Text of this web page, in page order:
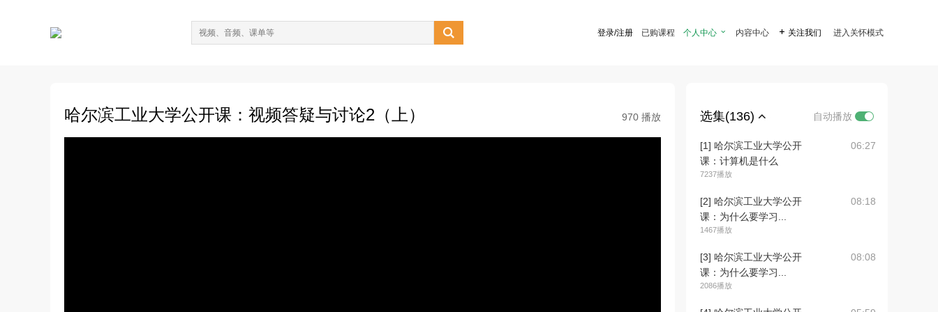
 登录/注册 已购课程 个人中心  内容中心  关注我们 进入关怀模式
哈尔滨工业大学公开课：视频答疑与讨论2（上） 970 播放 选集(136) 自动播放
[1] 哈尔滨工业大学公开
课：计算机是什么
7237播放
06:27
[2] 哈尔滨工业大学公开
课：为什么要学习...
1467播放
08:18
[3] 哈尔滨工业大学公开
课：为什么要学习...
2086播放
08:08